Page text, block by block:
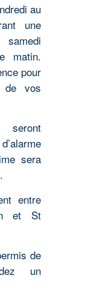
au
une
matin.
pour
de vos
seront
sera
entre
et St
de
un